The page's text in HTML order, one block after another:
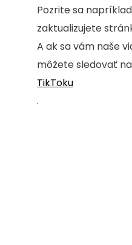
Pozrite sa
zaktualizujete
A ak sa vám naše
môžete sledovať
TikToku
.